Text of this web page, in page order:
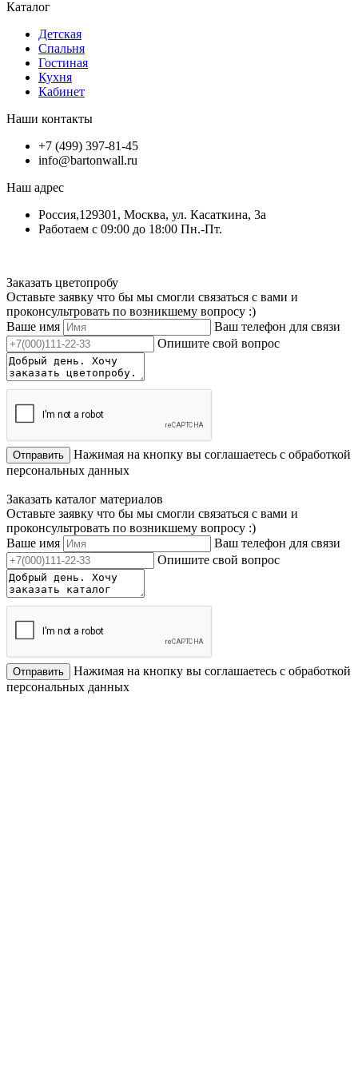
Каталог
Детская
Спальня
Гостиная
Кухня
Кабинет
Наши контакты
+7 (499) 397-81-45
info@bartonwall.ru
Наш адрес
Россия,129301, Москва, ул. Касаткина, 3а
Работаем с 09:00 до 18:00 Пн.-Пт.
Заказать цветопробу
Оставьте заявку что бы мы смогли связаться с вами и
проконсультровать по возникшему вопросу :)
Ваше имя
Ваш телефон для связи
Опишите свой вопрос
Отправить
Нажимая на кнопку вы соглашаетесь с обработкой
персональных данных
Заказать каталог материалов
Оставьте заявку что бы мы смогли связаться с вами и
проконсультровать по возникшему вопросу :)
Ваше имя
Ваш телефон для связи
Опишите свой вопрос
Отправить
Нажимая на кнопку вы соглашаетесь с обработкой
персональных данных